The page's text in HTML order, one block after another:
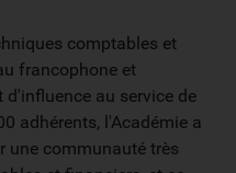
comptables et
francophone et
au service de
adhérents, l'Académie a
une communauté très